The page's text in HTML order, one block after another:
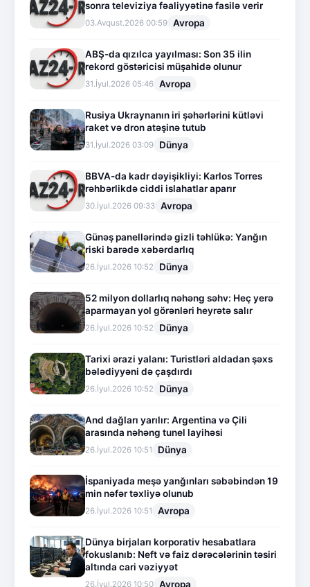
sonra televiziya fəaliyyətinə fasilə verir
03.Avqust.2026 00:59 Avropa
ABŞ-da qızılca yayılması: Son 35 ilin
rekord göstəricisi müşahidə olunur
31.İyul.2026 05:46 Avropa
Rusiya Ukraynanın iri şəhərlərini kütləvi
raket və dron atəşinə tutub
31.İyul.2026 03:09 Dünya
BBVA-da kadr dəyişikliyi: Karlos Torres
rəhbərlikdə ciddi islahatlar aparır
30.İyul.2026 09:33 Avropa
Günəş panellərində gizli təhlükə: Yanğın
riski barədə xəbərdarlıq
26.İyul.2026 10:52 Dünya
52 milyon dollarlıq nəhəng səhv: Heç yerə
aparmayan yol görənləri heyrətə salır
26.İyul.2026 10:52 Dünya
Tarixi ərazi yalanı: Turistləri aldadan şəxs
bələdiyyəni də çaşdırdı
26.İyul.2026 10:52 Dünya
And dağları yarılır: Argentina və Çili
arasında nəhəng tunel layihəsi
26.İyul.2026 10:51 Dünya
İspaniyada meşə yanğınları səbəbindən 19
min nəfər təxliyə olunub
26.İyul.2026 10:51 Avropa
Dünya birjaları korporativ hesabatlara
fokuslanıb: Neft və faiz dərəcələrinin təsiri
altında cari vəziyyət
26.İyul.2026 10:50 Avropa